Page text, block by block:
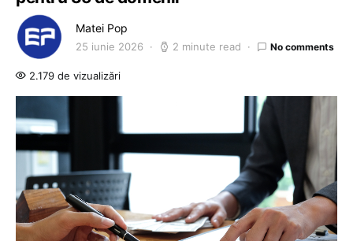
Matei Pop
25 iunie 2026 2 minute read No comments
2.179 de vizualizări